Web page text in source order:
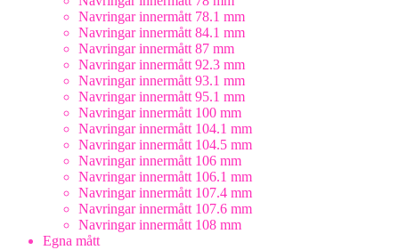
Navringar innermått 78.1 mm
Navringar innermått 84.1 mm
Navringar innermått 87 mm
Navringar innermått 92.3 mm
Navringar innermått 93.1 mm
Navringar innermått 95.1 mm
Navringar innermått 100 mm
Navringar innermått 104.1 mm
Navringar innermått 104.5 mm
Navringar innermått 106 mm
Navringar innermått 106.1 mm
Navringar innermått 107.4 mm
Navringar innermått 107.6 mm
Navringar innermått 108 mm
Egna mått